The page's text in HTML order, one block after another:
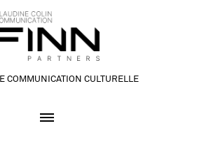
COMMUNICATION CULTURELLE